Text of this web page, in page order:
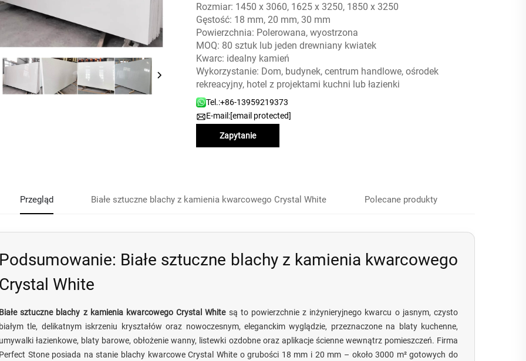
Rozmiar: 1450 x 3060, 1625 x 3250, 1850 x 3250
Gęstość: 18 mm, 20 mm, 30 mm
Powierzchnia: Polerowana, wyostrzona
MOQ: 80 sztuk lub jeden drewniany kwiatek
Kwarc: idealny kamień
Wykorzystanie: Dom, budynek, centrum handlowe, ośrodek
rekreacyjny, hotel z projektami kuchni lub łazienki
Tel.:+86-13959219373
E-mail:[email protected]
Zapytanie
Przegląd Białe sztuczne blachy z kamienia kwarcowego Crystal White Polecane produkty
Podsumowanie: Białe sztuczne blachy z kamienia kwarcowego
Crystal White
Białe sztuczne blachy z kamienia kwarcowego Crystal White są to powierzchnie z inżynieryjnego kwarcu o jasnym, czysto
białym tle, delikatnym iskrzeniu kryształów oraz nowoczesnym, eleganckim wyglądzie, przeznaczone na blaty kuchenne,
umywalki łazienkowe, blaty barowe, obłożenie wanny, listewki ozdobne oraz aplikacje ścienne wewnątrz pomieszczeń. Firma
Perfect Stone posiada na stanie blachy kwarcowe Crystal White o grubości 18 mm i 20 mm – około 3000 m² gotowych do